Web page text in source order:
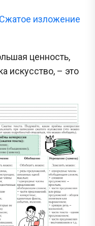
изложение
ценность,
искусство, – это